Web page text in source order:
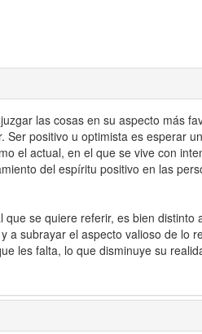
las cosas en su aspecto más
positivo u optimista es esperar
el actual, en el que se vive con
del espíritu positivo en las
se quiere referir, es bien distinto
a subrayar el aspecto valioso de lo
les falta, lo que disminuye su